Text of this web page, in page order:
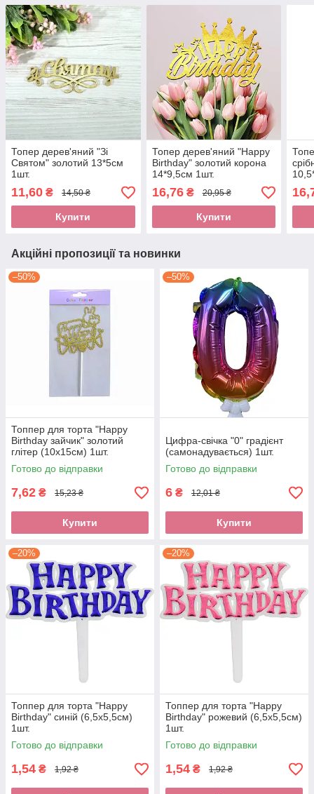
Топер дерев'яний "Зі
Святом" золотий 13*5см
1шт.
11,60 ₴ 14,50 ₴
Купити
Топер дерев'яний "Happy
Birthday" золотий корона
14*9,5см 1шт.
16,76₴ 20,95 ₴
Купити
Акційні пропозиції та новинки
–50%
Топпер для торта "Happy
Birthday зайчик" золотий
глітер (10х15см) 1шт.
Готово до відправки
7,62 ₴ 15,23 ₴
Купити
–50%
Цифра-свічка "0" градієнт
(самонадувається) 1шт.
Готово до відправки
6 ₴ 12,01 ₴
Купити
–20%
Топпер для торта "Happy
Birthday" синій (6,5х5,5см)
1шт.
Готово до відправки
1,54 ₴ 1,92 ₴
–20%
Топпер для торта "Happy
Birthday" рожевий (6,5х5,5см)
1шт.
Готово до відправки
1,54 ₴ 1,92 ₴